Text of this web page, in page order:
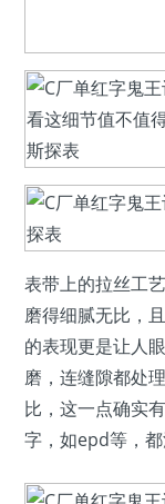
表带上的拉丝工
磨得细腻无比，
的表现更是让人
磨，连缝隙都处
比，这一点确实
字，如epd等，都